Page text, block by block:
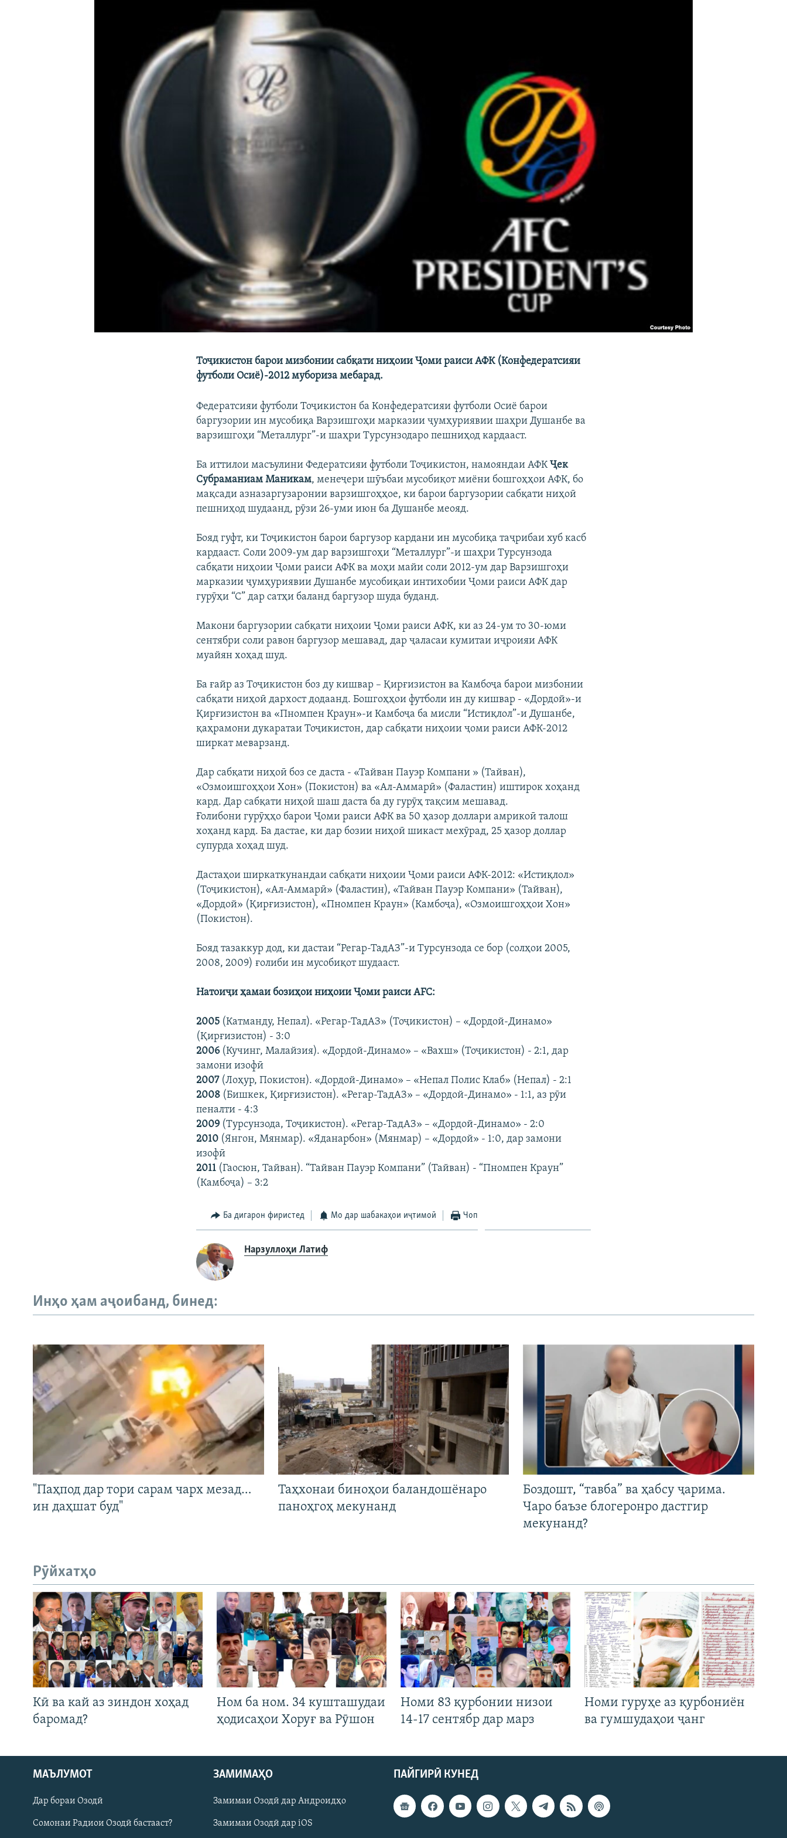
Русский
ПАЙГИРӢ КУНЕД
Тоҷикистон барои мизбонии сабқати ниҳоии Ҷоми раиси АФК (Конфедератсияи
футболи Осиё)-2012 мубориза мебарад.
Федератсияи футболи Тоҷикистон ба Конфедератсияи футболи Осиё барои
баргузории ин мусобиқа Варзишгоҳи марказии ҷумҳуриявии шаҳри Душанбе ва
варзишгоҳи “Металлург”-и шаҳри Турсунзодаро пешниҳод кардааст.
Ба иттилои масъулини Федератсияи футболи Тоҷикистон, намояндаи АФКҶек
Субраманиам Маникам, менеҷери шӯъбаи мусобиқот миёни бошгоҳҳои АФК, бо
мақсади азназаргузаронии варзишгоҳҳое, ки барои баргузории сабқати ниҳоӣ
пешниҳод шудаанд, рӯзи 26-уми июн ба Душанбе меояд.
Бояд гуфт, ки Тоҷикистон барои баргузор кардани ин мусобиқа таҷрибаи хуб касб
кардааст. Соли 2009-ум дар варзишгоҳи “Металлург”-и шаҳри Турсунзода
сабқати ниҳоии Ҷоми раиси АФК ва моҳи майи соли 2012-ум дар Варзишгоҳи
марказии ҷумҳуриявии Душанбе мусобиқаи интихобии Ҷоми раиси АФК дар
гурӯҳи “С” дар сатҳи баланд баргузор шуда буданд.
Макони баргузории сабқати ниҳоии Ҷоми раиси АФК, ки аз 24-ум то 30-юми
сентябри соли равон баргузор мешавад, дар ҷаласаи кумитаи иҷроияи АФК
муайян хоҳад шуд.
Ба ғайр аз Тоҷикистон боз ду кишвар – Қирғизистон ва Камбоҷа барои мизбонии
сабқати ниҳоӣ дархост додаанд. Бошгоҳҳои футболи ин ду кишвар - «Дордой»-и
Қирғизистон ва «Пномпен Краун»-и Камбоҷа ба мисли “Истиқлол”-и Душанбе,
қаҳрамони дукаратаи Тоҷикистон, дар сабқати ниҳоии ҷоми раиси АФК-2012
ширкат меварзанд.
Дар сабқати ниҳоӣ боз се даста - «Тайван Пауэр Компани » (Тайван),
«Озмоишгоҳҳои Хон» (Покистон) ва «Ал-Аммарӣ» (Фаластин) иштирок хоҳанд
кард. Дар сабқати ниҳоӣ шаш даста ба ду гурӯҳ тақсим мешавад.
Ғолибони гурӯҳҳо барои Ҷоми раиси АФК ва 50 ҳазор доллари амрикоӣ талош
хоҳанд кард. Ба дастае, ки дар бозии ниҳоӣ шикаст мехӯрад, 25 ҳазор доллар
супурда хоҳад шуд.
Дастаҳои ширкаткунандаи сабқати ниҳоии Ҷоми раиси АФК-2012: «Истиқлол»
(Тоҷикистон), «Ал-Аммарӣ» (Фаластин), «Тайван Пауэр Компани» (Тайван),
«Дордой» (Қирғизистон), «Пномпен Краун» (Камбоҷа), «Озмоишгоҳҳои Хон»
(Покистон).
Бояд тазаккур дод, ки дастаи “Регар-ТадАЗ”-и Турсунзода се бор (солҳои 2005,
2008, 2009) ғолиби ин мусобиқот шудааст.
Натоиҷи ҳамаи бозиҳои ниҳоии Ҷоми раиси AFC:
2005 (Катманду, Непал). «Регар-ТадАЗ» (Тоҷикистон) – «Дордой-Динамо»
(Қирғизистон) - 3:0
2006(Кучинг, Малайзия). «Дордой-Динамо» – «Вахш» (Тоҷикистон) - 2:1, дар
замони изофӣ
2007(Лоҳур, Покистон). «Дордой-Динамо» – «Непал Полис Клаб» (Непал) - 2:1
2008 (Бишкек, Қирғизистон). «Регар-ТадАЗ» – «Дордой-Динамо» - 1:1, аз рӯи
пеналти - 4:3
2009 (Турсунзода, Тоҷикистон). «Регар-ТадАЗ» – «Дордой-Динамо» - 2:0
2010 (Янгон, Мянмар). «Яданарбон» (Мянмар) – «Дордой» - 1:0, дар замони
изофӣ
2011 (Гаосюн, Тайван). “Тайван Пауэр Компани” (Тайван) - “Пномпен Краун”
(Камбоҷа) – 3:2
Ба дигарон фиристед Мо дар шабакаҳои иҷтимоӣ Чоп
Нарзуллоҳи Латиф
Инҳо ҳам аҷоибанд, бинед:
"Паҳпод дар тори сарам чарх мезад…
ин даҳшат буд"
Таҳхонаи биноҳои баландошёнаро
паноҳгоҳ мекунанд
Боздошт, “тавба” ва ҳабсу ҷарима.
Чаро баъзе блогеронро дастгир
мекунанд?
Рӯйхатҳо
Кӣ ва кай аз зиндон хоҳад
баромад?
Ном ба ном. 34 кушташудаи
ҳодисаҳои Хоруғ ва Рӯшон
Номи 83 қурбонии низои
14-17 сентябр дар марз
Номи гуруҳе аз қурбониён
ва гумшудаҳои ҷанг
ПАЙГИРӢ КУНЕД
МАЪЛУМОТ
Дар бораи Озодӣ
Сомонаи Радиои Озодӣ бастааст?
ЗАМИМАҲО
Замимаи Озодӣ дар Андроидҳо
Замимаи Озодӣ дар iOS